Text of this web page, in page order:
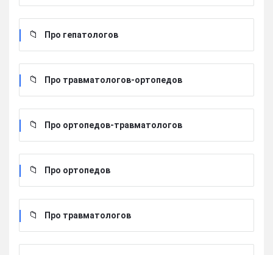
Про гепатологов
Про травматологов-ортопедов
Про ортопедов-травматологов
Про ортопедов
Про травматологов